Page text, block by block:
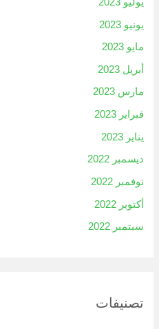
يونيو 2023
مايو 2023
أبريل 2023
مارس 2023
فبراير 2023
يناير 2023
ديسمبر 2022
نوفمبر 2022
أكتوبر 2022
سبتمبر 2022
تصنيفات